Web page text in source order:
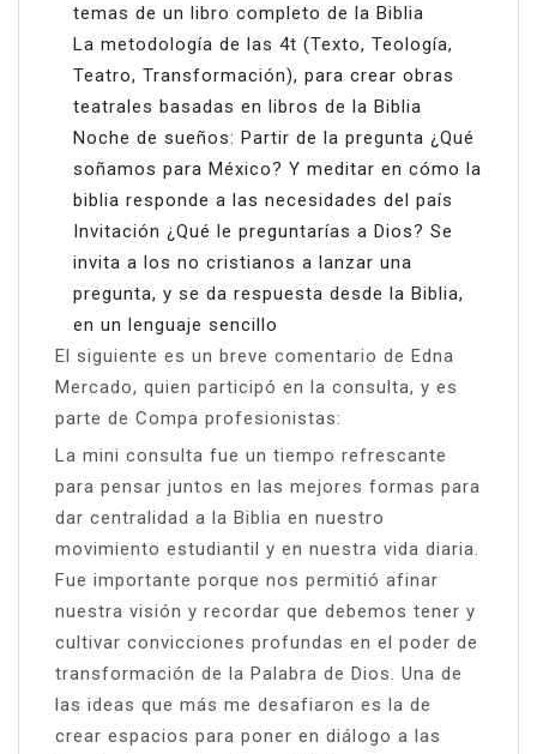
temas de un libro completo de la Biblia
La metodología de las 4t (Texto, Teología,
Teatro, Transformación), para crear obras
teatrales basadas en libros de la Biblia
Noche de sueños: Partir de la pregunta ¿Qué
soñamos para México? Y meditar en cómo la
biblia responde a las necesidades del país
Invitación ¿Qué le preguntarías a Dios? Se
invita a los no cristianos a lanzar una
pregunta, y se da respuesta desde la Biblia,
en un lenguaje sencillo
El siguiente es un breve comentario de Edna
Mercado, quien participó en la consulta, y es
parte de Compa profesionistas:
La mini consulta fue un tiempo refrescante
para pensar juntos en las mejores formas para
dar centralidad a la Biblia en nuestro
movimiento estudiantil y en nuestra vida diaria.
Fue importante porque nos permitió afinar
nuestra visión y recordar que debemos tener y
cultivar convicciones profundas en el poder de
transformación de la Palabra de Dios. Una de
las ideas que más me desafiaron es la de
crear espacios para poner en diálogo a las